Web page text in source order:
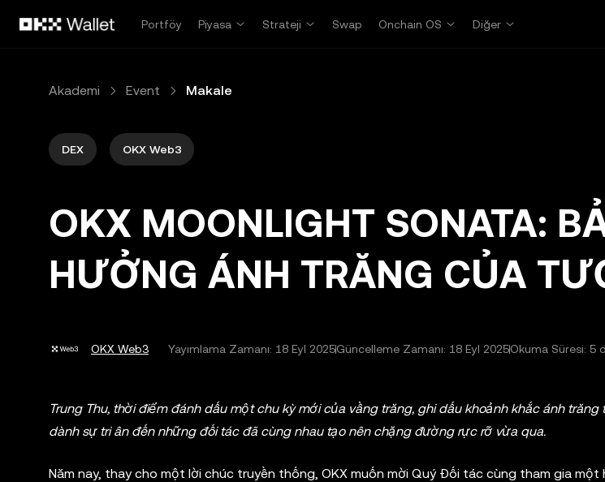
Portföy
Piyasa Strateji Swap Onchain OS Diğer
Akademi Event Makale
DEX OKX Web3
OKX MOONLIGHT SONATA:
HƯỞNG ÁNH TRĂNG CỦA
OKX Web3 Yayımlama Zamanı: 18 Eyl 2025Güncelleme Zamanı: 18 Eyl 2025Okuma Süresi: 5
Trung Thu, thời điểm đánh dấu một chu kỳ mới của vầng trăng, ghi dấu khoảnh khắc ánh trăng
dành sự tri ân đến những đối tác đã cùng nhau tạo nên chặng đường rực rỡ vừa qua.
Năm nay, thay cho một lời chúc truyền thống, OKX muốn mời Quý Đối tác cùng tham gia một